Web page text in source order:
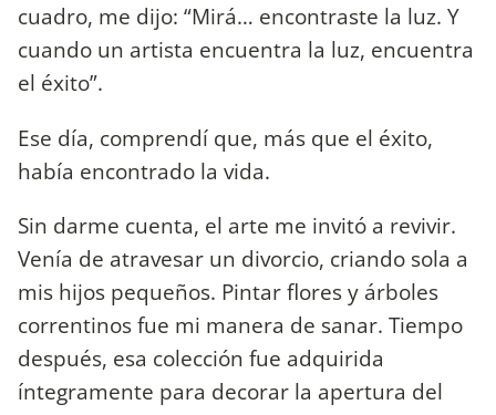
cuadro, me dijo: “Mirá… encontraste la luz. Y
cuando un artista encuentra la luz, encuentra
el éxito”.
Ese día, comprendí que, más que el éxito,
había encontrado la vida.
Sin darme cuenta, el arte me invitó a revivir.
Venía de atravesar un divorcio, criando sola a
mis hijos pequeños. Pintar flores y árboles
correntinos fue mi manera de sanar. Tiempo
después, esa colección fue adquirida
íntegramente para decorar la apertura del